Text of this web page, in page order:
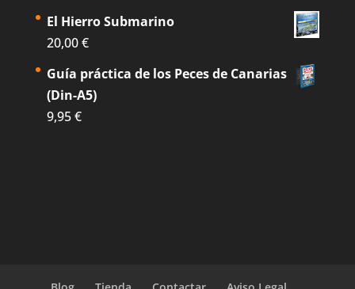
El Hierro Submarino
20,00€
Guía práctica de los Peces de Canarias
(Din-A5)
9,95€